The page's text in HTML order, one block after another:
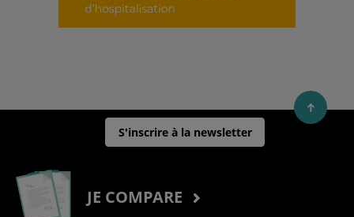
S'inscrire à la newsletter
JE COMPARE